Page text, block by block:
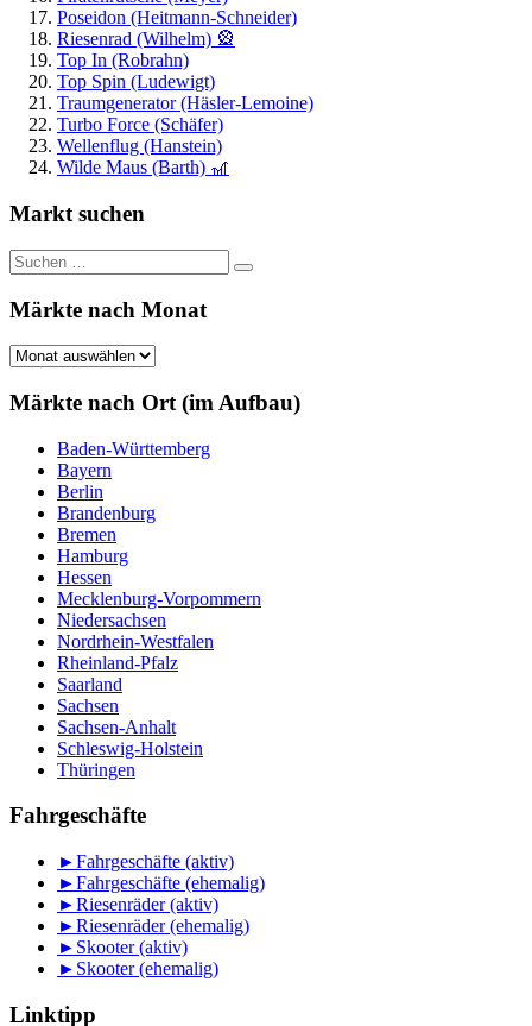
Poseidon (Heitmann-Schneider)
Riesenrad (Wilhelm) 🎡
Top In (Robrahn)
Top Spin (Ludewigt)
Traumgenerator (Häsler-Lemoine)
Turbo Force (Schäfer)
Wellenflug (Hanstein)
Wilde Maus (Barth) 🎢
Markt suchen
Suchen
nach:
Suchen
Märkte nach Monat
Märkte
Monat
Märkte nach Ort (im Aufbau)
Baden-Württemberg
Bayern
Berlin
Brandenburg
Bremen
Hamburg
Hessen
Mecklenburg-Vorpommern
Niedersachsen
Nordrhein-Westfalen
Rheinland-Pfalz
Saarland
Sachsen
Sachsen-Anhalt
Schleswig-Holstein
Thüringen
Fahrgeschäfte
►Fahrgeschäfte (aktiv)
►Fahrgeschäfte (ehemalig)
►Riesenräder (aktiv)
►Riesenräder (ehemalig)
► Skooter (aktiv)
► Skooter (ehemalig)
Linktipp